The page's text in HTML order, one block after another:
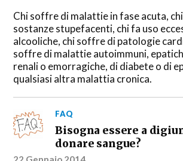
Chi soffre di malattie in fase acuta,
sostanze stupefacenti, chi fa uso
alcooliche, chi soffre di patologie
soffre di malattie autoimmuni,
renali o emorragiche, di diabete o di
qualsiasi altra malattia cronica.
FAQ
Bisogna essere a
donare sangue?